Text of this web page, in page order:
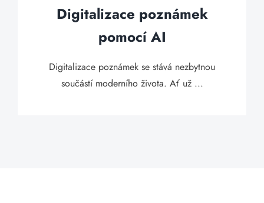
Digitalizace poznámek
pomocí AI
Digitalizace poznámek se stává nezbytnou
součástí moderního života. Ať už ...